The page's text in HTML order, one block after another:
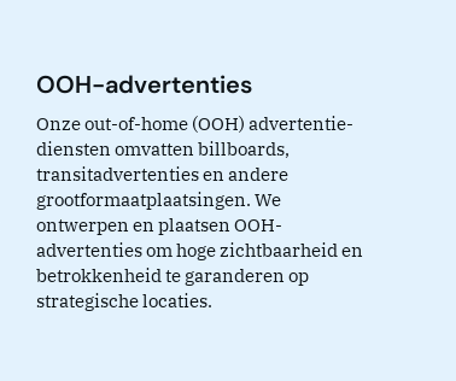
OOH-advertenties
Onze out-of-home (OOH) advertentie-
diensten omvatten billboards,
transitadvertenties en andere
grootformaatplaatsingen. We
ontwerpen en plaatsen OOH-
advertenties om hoge zichtbaarheid en
betrokkenheid te garanderen op
strategische locaties.